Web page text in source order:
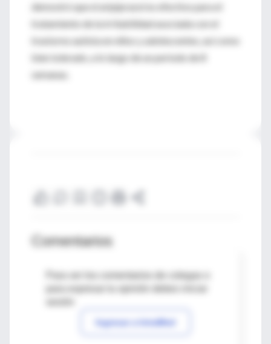
demostró que el aripiprazol es efectivo para el
tratamiento de la irritabilidad asociada con el
trastorno autista en niños y adolescentes, así como
bien tolerado, a lo largo de un período de 8
semanas.
Comentarios
Para ver los comentarios de colegas o
Ingresar a IntraMed